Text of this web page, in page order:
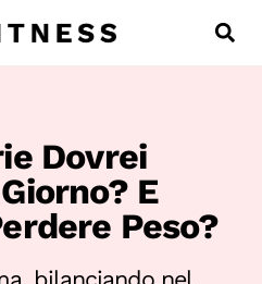
Dovrei
E
Peso?